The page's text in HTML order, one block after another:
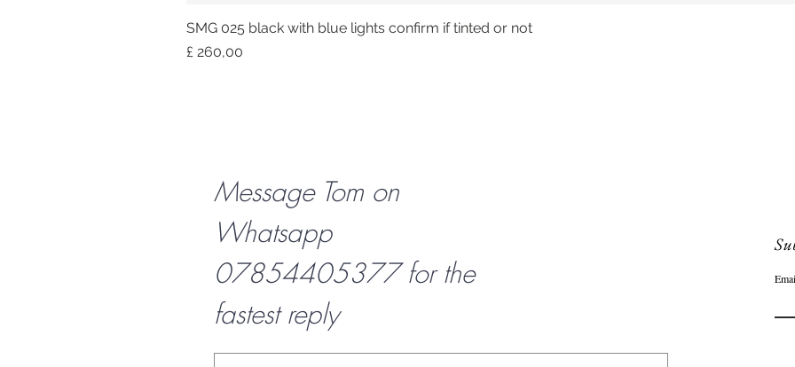
SMG 025 black with blue lights confirm if tinted or not
Prijs
£ 260,00
Message Tom on
Whatsapp
07854405377 for the
fastest reply